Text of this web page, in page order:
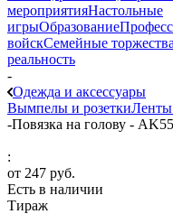
мероприятияНастольные
игрыОбразование
войскСемейные торжества
реальность
-
Одежда и аксессуары
Вымпелы и розеткиЛенты
-Повязка на голову - AK55
:
от 247 руб.
Есть в наличии
Тираж